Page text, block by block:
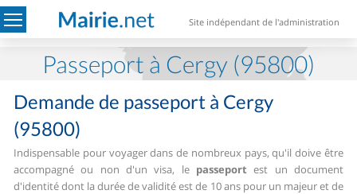
Site indépendant de l'administration
Passeport à Cergy (95800)
Demande de passeport à Cergy
(95800)
Indispensable pour voyager dans de nombreux pays, qu'il doive être
accompagné ou non d'un visa, le passeport est un document
d'identité dont la durée de validité est de 10 ans pour un majeur et de